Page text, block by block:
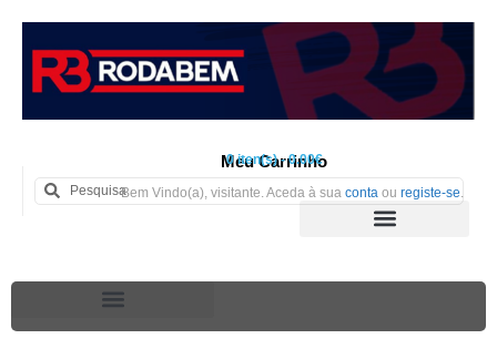
Meu Carrinho
0 iten(s) - 0.00€
Bem Vindo(a), visitante. Aceda à sua conta ou registe-se